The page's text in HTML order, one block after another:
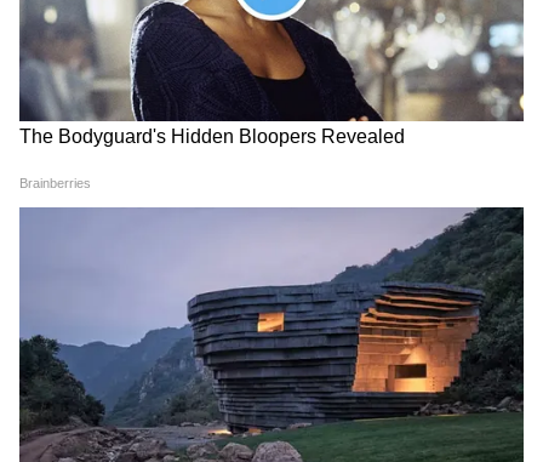
LATEST VIDEOS
Dilip Ghosh: 'কেউ তৃণমূলীদের দলে নিলে
সে সাসপেন্ড হবে', বিজেপি নেতাদের কড়া
বার্তা দিলীপের
গিয়ে বড় কথা মুখ্যমন্ত্রী শুভেন্দুর, হৃদয়